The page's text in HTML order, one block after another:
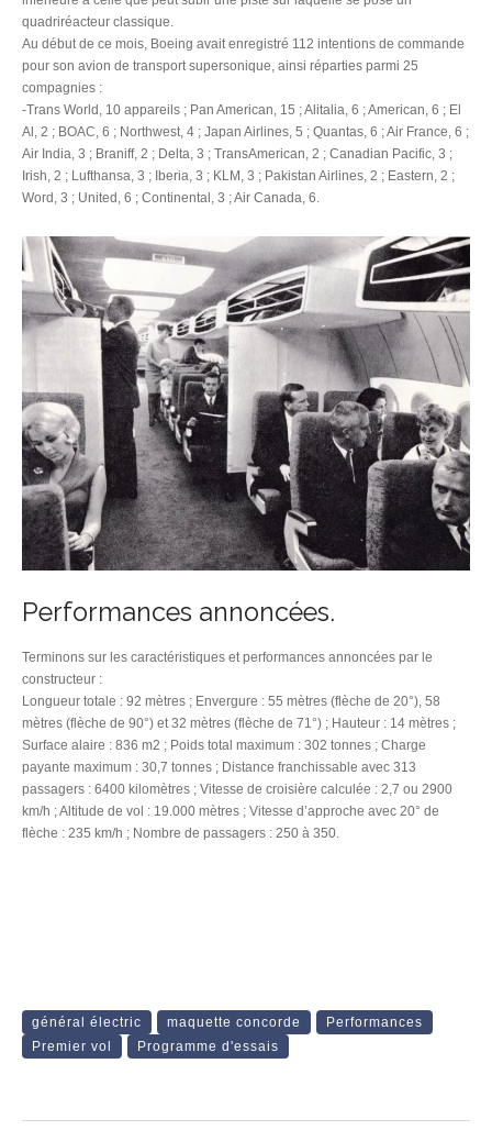
quadriréacteur classique.
Au début de ce mois, Boeing avait enregistré 112 intentions de commande
pour son avion de transport supersonique, ainsi réparties parmi 25
compagnies :
-Trans World, 10 appareils ; Pan American, 15 ; Alitalia, 6 ; American, 6 ; El
Al, 2 ; BOAC, 6 ; Northwest, 4 ; Japan Airlines, 5 ; Quantas, 6 ; Air France, 6 ;
Air India, 3 ; Braniff, 2 ; Delta, 3 ; TransAmerican, 2 ; Canadian Pacific, 3 ;
Irish, 2 ; Lufthansa, 3 ; Iberia, 3 ; KLM, 3 ; Pakistan Airlines, 2 ; Eastern, 2 ;
Word, 3 ; United, 6 ; Continental, 3 ; Air Canada, 6.
Performances annoncées.
Terminons sur les caractéristiques et performances annoncées par le
constructeur :
Longueur totale : 92 mètres ; Envergure : 55 mètres (flèche de 20°), 58
mètres (flèche de 90°) et 32 mètres (flèche de 71°) ; Hauteur : 14 mètres ;
Surface alaire : 836 m2 ; Poids total maximum : 302 tonnes ; Charge
payante maximum : 30,7 tonnes ; Distance franchissable avec 313
passagers : 6400 kilomètres ; Vitesse de croisière calculée : 2,7 ou 2900
km/h ; Altitude de vol : 19.000 mètres ; Vitesse d’approche avec 20° de
flèche : 235 km/h ; Nombre de passagers : 250 à 350.
général électric maquette concorde
Performances
Premier vol
Programme d'essais